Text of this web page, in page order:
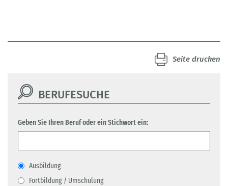
Seite drucken
BERUFESUCHE
Geben Sie Ihren Beruf oder ein Stichwort ein:
Ausbildung
Fortbildung / Umschulung